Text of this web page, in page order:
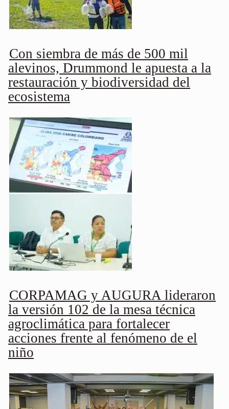
Con siembra de más de 500 mil
alevinos, Drummond le apuesta a la
restauración y biodiversidad del
ecosistema
CORPAMAG y AUGURA lideraron
la versión 102 de la mesa técnica
agroclimática para fortalecer
acciones frente al fenómeno de el
niño